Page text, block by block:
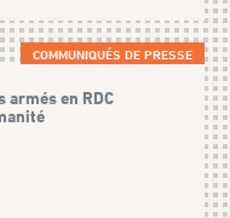
COMMUNIQUÉS DE PRESSE
armés en RDC